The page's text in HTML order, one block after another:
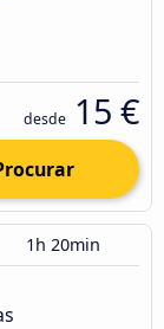
desde 15 €
1h 20min